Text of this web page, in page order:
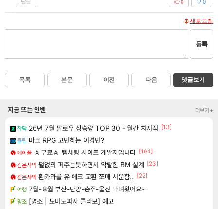
답글 0
0
새로고침
등록
목록 본문 이전 다음 댓글보기
지금 뜨는 인벤 더보기+
잡담 26년 7월 팔로우 상승량 TOP 30 - 월간 치지직 [13]
클립 마크 RPG 고민하는 이경민?
메이플 ☆무료☆ 템세팅 사이트 개발자입니다 [194]
검은사막 펄없의 퍼주는듯하면서 악랄한 BM 설계 [23]
검은사막 환카라를 유 에크 교환 쪼매 서운함.. [22]
여행 7월~8월 부산-단양-충주-울진 다녀왔어요~
명조 [명조 | 도미노피자 콜라보] 예고